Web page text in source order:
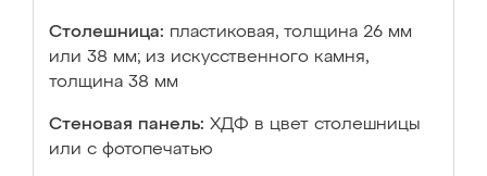
Столешница: пластиковая, толщина 26 мм
или 38 мм; из искусственного камня,
толщина 38 мм
Стеновая панель: ХДФ в цвет столешницы
или с фотопечатью